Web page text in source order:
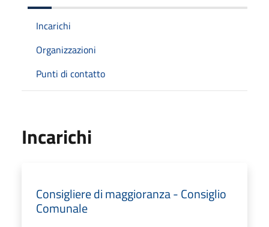
Incarichi
Organizzazioni
Punti di contatto
Incarichi
Consigliere di maggioranza - Consiglio
Comunale